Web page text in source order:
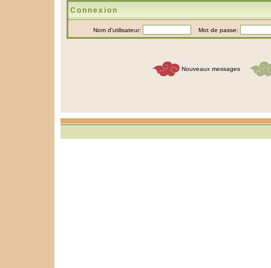
Connexion
Nom d'utilisateur: Mot de passe:
Nouveaux messages